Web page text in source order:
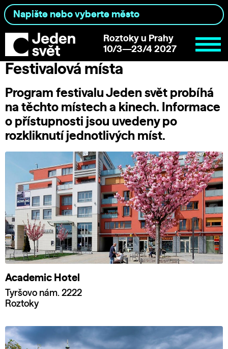
Roztoky u Prahy
10/3—23/4 2027
Festivalová místa
Program festivalu Jeden svět probíhá
na těchto místech a kinech. Informace
o přístupnosti jsou uvedeny po
rozkliknutí jednotlivých míst.
Academic Hotel
Tyršovo nám. 2222
Roztoky